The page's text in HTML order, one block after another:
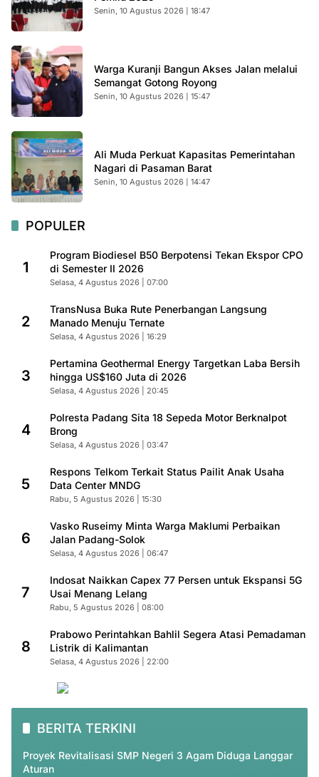
Senin, 10 Agustus 2026 | 18:47
Warga Kuranji Bangun Akses Jalan melalui
Semangat Gotong Royong
Senin, 10 Agustus 2026 | 15:47
Ali Muda Perkuat Kapasitas Pemerintahan
Nagari di Pasaman Barat
Senin, 10 Agustus 2026 | 14:47
POPULER
1
Program Biodiesel B50 Berpotensi Tekan Ekspor CPO
di Semester II 2026
Selasa, 4 Agustus 2026 | 07:00
2
TransNusa Buka Rute Penerbangan Langsung
Manado Menuju Ternate
Selasa, 4 Agustus 2026 | 16:29
3
Pertamina Geothermal Energy Targetkan Laba Bersih
hingga US$160 Juta di 2026
Selasa, 4 Agustus 2026 | 20:45
4
Polresta Padang Sita 18 Sepeda Motor Berknalpot
Brong
Selasa, 4 Agustus 2026 | 03:47
5
Respons Telkom Terkait Status Pailit Anak Usaha
Data Center MNDG
Rabu, 5 Agustus 2026 | 15:30
6
Vasko Ruseimy Minta Warga Maklumi Perbaikan
Jalan Padang-Solok
Selasa, 4 Agustus 2026 | 06:47
7
Indosat Naikkan Capex 77 Persen untuk Ekspansi 5G
Usai Menang Lelang
Rabu, 5 Agustus 2026 | 08:00
8
Prabowo Perintahkan Bahlil Segera Atasi Pemadaman
Listrik di Kalimantan
Selasa, 4 Agustus 2026 | 22:00
BERITA TERKINI
Proyek Revitalisasi SMP Negeri 3 Agam Diduga Langgar
Aturan